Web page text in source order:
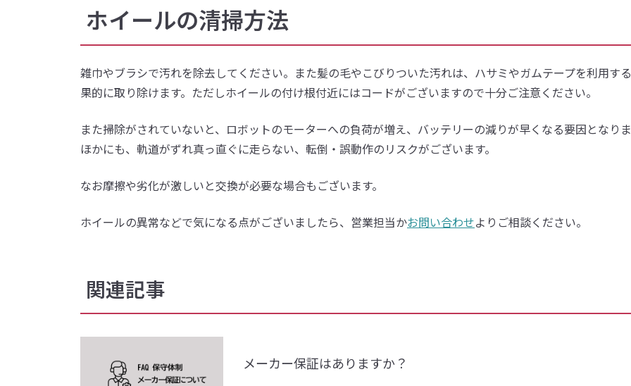
ホイールの清掃方法
雑巾やブラシで汚れを除去してください。また髪の毛やこびりついた汚れは、ハサミやガムテープを利用す
果的に取り除けます。ただしホイールの付け根付近にはコードがございますので十分ご注意ください。
また掃除がされていないと、ロボットのモーターへの負荷が増え、バッテリーの減りが早くなる要因となりま
ほかにも、軌道がずれ真っ直ぐに走らない、転倒・誤動作のリスクがございます。
なお摩擦や劣化が激しいと交換が必要な場合もございます。
ホイールの異常などで気になる点がございましたら、営業担当かお問い合わせよりご相談ください。
関連記事
メーカー保証はありますか？